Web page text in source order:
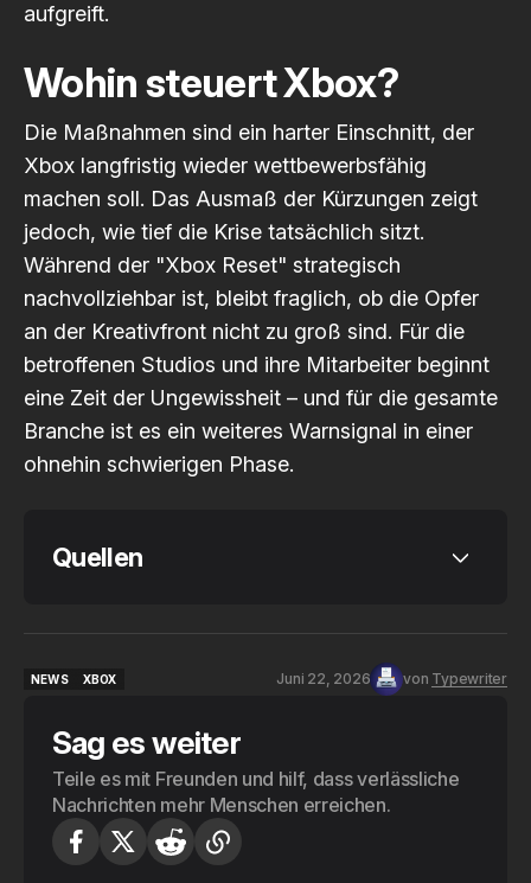
aufgreift.
Wohin steuert Xbox?
Die Maßnahmen sind ein harter Einschnitt, der
Xbox langfristig wieder wettbewerbsfähig
machen soll. Das Ausmaß der Kürzungen zeigt
jedoch, wie tief die Krise tatsächlich sitzt.
Während der "Xbox Reset" strategisch
nachvollziehbar ist, bleibt fraglich, ob die Opfer
an der Kreativfront nicht zu groß sind. Für die
betroffenen Studios und ihre Mitarbeiter beginnt
eine Zeit der Ungewissheit – und für die gesamte
Branche ist es ein weiteres Warnsignal in einer
ohnehin schwierigen Phase.
Quellen
Bloomberg: „Xbox Plans Significant
Layoffs as It Transforms Under New CEO
Asha Sharma”
The Verge: „Xbox warns of a 'reset' as it
prepares for layoffs”
The Guardian: „Fears for Xbox as it puts
its developers on the chopping block
once again”
NEWS
XBOX
Juni 22, 2026 von Typewriter
Sag es weiter
Teile es mit Freunden und hilf, dass verlässliche
Nachrichten mehr Menschen erreichen.